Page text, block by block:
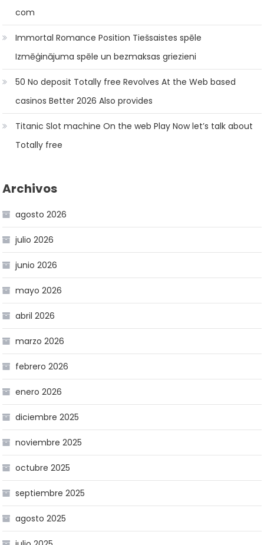
com
Immortal Romance Position Tiešsaistes spēle
Izmēģinājuma spēle un bezmaksas griezieni
50 No deposit Totally free Revolves At the Web based
casinos Better 2026 Also provides
Titanic Slot machine On the web Play Now let’s talk about
Totally free
Archivos
agosto 2026
julio 2026
junio 2026
mayo 2026
abril 2026
marzo 2026
febrero 2026
enero 2026
diciembre 2025
noviembre 2025
octubre 2025
septiembre 2025
agosto 2025